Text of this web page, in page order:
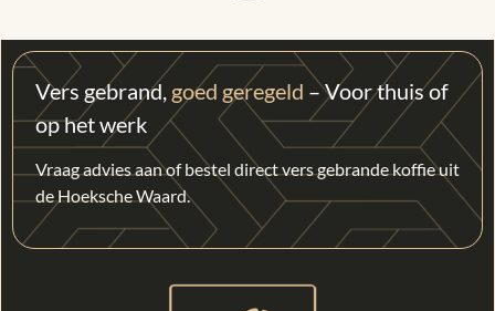
Vers gebrand, goed geregeld – Voor thuis of
op het werk
Vraag advies aan of bestel direct vers gebrande koffie uit
de Hoeksche Waard.